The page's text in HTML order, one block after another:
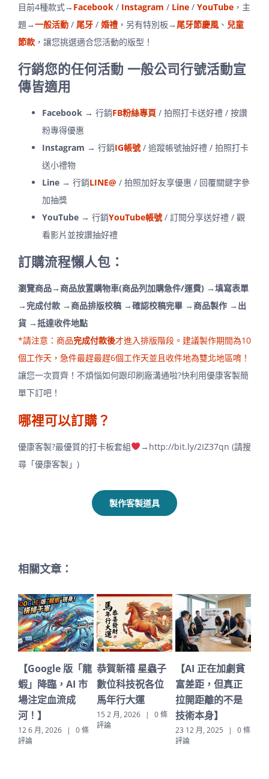
目前4種款式→ Facebook / Instagram / Line / YouTube ，主
題→一般活動 / 尾牙 / 婚禮 ，另有特別板→ 尾牙節慶風 、 兒童
節款 ，讓您挑選適合您活動的版型！
行銷您的任何活動 一般公司行號活動宣
傳皆適用
Facebook → 行銷FB粉絲專頁 / 拍照打卡送好禮 / 按讚
粉專得優惠
Instagram → 行銷IG帳號 / 追蹤帳號抽好禮 / 拍照打卡
送小禮物
Line → 行銷LINE@ / 拍照加好友享優惠 / 回覆關鍵字參
加抽獎
YouTube → 行銷YouTube帳號 / 訂閱分享送好禮 / 觀
看影片並按讚抽好禮
訂購流程懶人包：
瀏覽商品→商品放置購物車(商品列加購急件/運費) →填寫表單
→完成付款 →商品排版校稿 →確認校稿完畢 →商品製作 →出
貨 →抵達收件地點
*請注意：商品完成付款後才進入排版階段。建議製作期間為10
個工作天，急件最趕最趕6個工作天並且收件地為雙北地區唷！
讓您一次買齊！不煩惱如何跟印刷廠溝通啦?快利用優康客製簡
單下訂吧！
哪裡可以訂購？
優康客製?最優質的打卡板套組 → http://bit.ly/2IZ37qn (請搜
尋「優康客製」)
製作客製道具
相關文章：
【Google 版「龍
蝦」降臨，AI 市
場注定血流成
河！】
12 6 月, 2026 |
0 條
評論
恭賀新禧 星蟲子
數位科技祝各位
馬年行大運
15 2 月, 2026 |
0 條
評論
【AI 正在加劇貧
富差距，但真正
拉開距離的不是
技術本身】
23 12 月, 2025 |
0 條
評論